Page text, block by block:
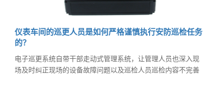
仪表车间的巡更人员是如何严格谨慎执行安防巡检任务
的？
电子巡更系统自带干部走动式管理系统，让管理人员也深入现
场及时纠正现场的设备故障问题以及巡检人员巡检内容不完善